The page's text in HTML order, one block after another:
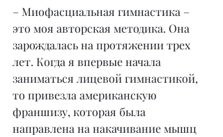
– Миофасциальная гимнастика –
это моя авторская методика. Она
зарождалась на протяжении трех
лет. Когда я впервые начала
заниматься лицевой гимнастикой,
то привезла американскую
франшизу, которая была
направлена на накачивание мышц